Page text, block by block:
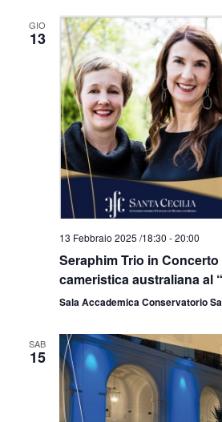
GIO
13
13 Febbraio 2025 /18:30 -20:00
Seraphim Trio in
cameristica australiana al
Sala Accademica Conservatorio
SAB
15